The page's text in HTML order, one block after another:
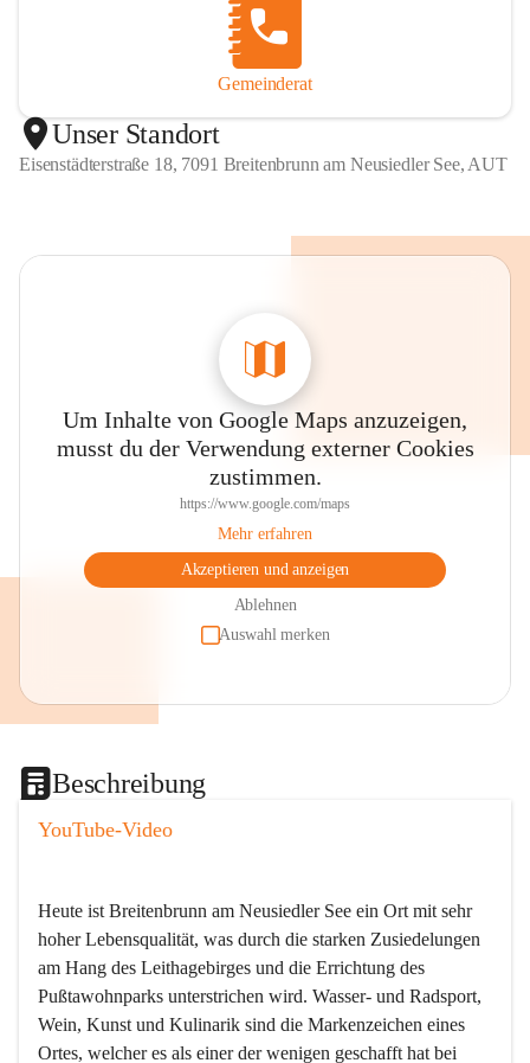
Gemeinderat
Unser Standort
Eisenstädterstraße 18, 7091 Breitenbrunn am Neusiedler See, AUT
Um Inhalte von Google Maps anzuzeigen,
musst du der Verwendung externer Cookies
zustimmen.
https://www.google.com/maps
Mehr erfahren
Akzeptieren und anzeigen
Ablehnen
Auswahl merken
Beschreibung
YouTube-Video
Heute ist Breitenbrunn am Neusiedler See ein Ort mit sehr
hoher Lebensqualität, was durch die starken Zusiedelungen
am Hang des Leithagebirges und die Errichtung des
Pußtawohnparks unterstrichen wird. Wasser- und Radsport,
Wein, Kunst und Kulinarik sind die Markenzeichen eines
Ortes, welcher es als einer der wenigen geschafft hat bei